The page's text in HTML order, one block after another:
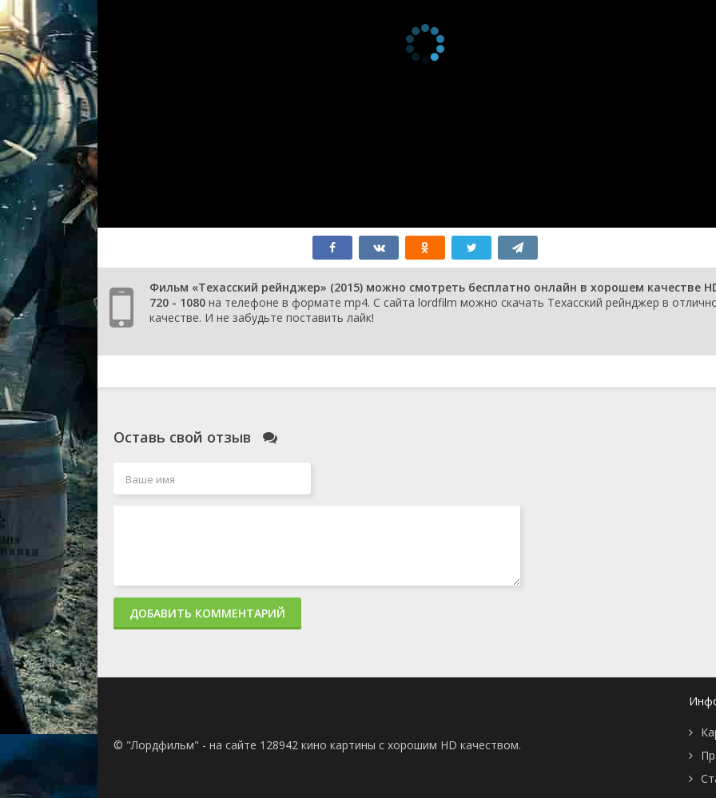
Фильм «Техасский рейнджер» (2015) можно смотреть бесплатно онлайн в хорошем качестве
720 - 1080 на телефоне в формате mp4. С сайта lordfilm можно скачать Техасский рейнджер в
качестве. И не забудьте поставить лайк!
Оставь свой отзыв
ДОБАВИТЬ КОММЕНТАРИЙ
© "Лордфильм" - на сайте 128942 кино картины с хорошим HD качеством.